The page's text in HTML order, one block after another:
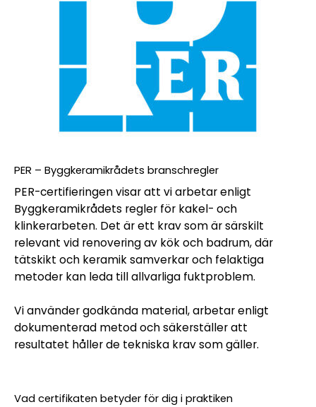
PER – Byggkeramikrådets branschregler
PER-certifieringen visar att vi arbetar enligt
Byggkeramikrådets regler för kakel- och
klinkerarbeten. Det är ett krav som är särskilt
relevant vid renovering av kök och badrum, där
tätskikt och keramik samverkar och felaktiga
metoder kan leda till allvarliga fuktproblem.
Vi använder godkända material, arbetar enligt
dokumenterad metod och säkerställer att
resultatet håller de tekniska krav som gäller.
Vad certifikaten betyder för dig i praktiken